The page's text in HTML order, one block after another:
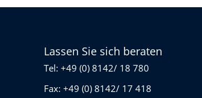
Lassen Sie sich beraten
Tel: +49 (0) 8142/ 18 780
Fax: +49 (0) 8142/ 17 418